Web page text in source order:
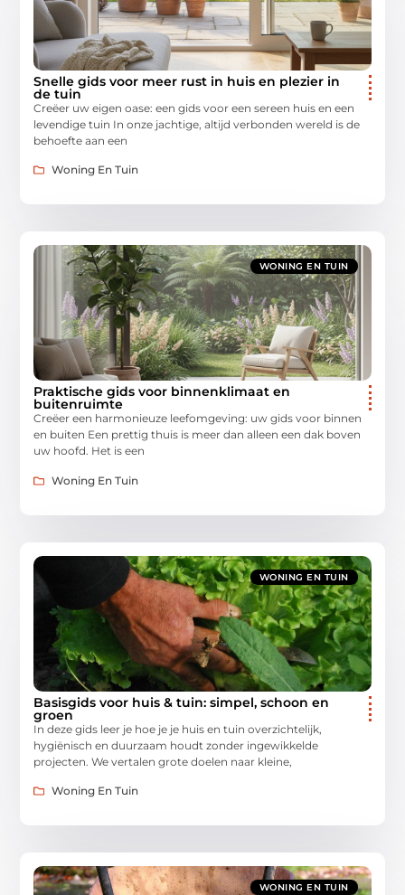
Snelle gids voor meer rust in huis en plezier in
de tuin
Creëer uw eigen oase: een gids voor een sereen huis en een
levendige tuin In onze jachtige, altijd verbonden wereld is de
behoefte aan een
Woning En Tuin
WONING EN TUIN
Praktische gids voor binnenklimaat en
buitenruimte
Creëer een harmonieuze leefomgeving: uw gids voor binnen
en buiten Een prettig thuis is meer dan alleen een dak boven
uw hoofd. Het is een
Woning En Tuin
WONING EN TUIN
Basisgids voor huis & tuin: simpel, schoon en
groen
In deze gids leer je hoe je je huis en tuin overzichtelijk,
hygiënisch en duurzaam houdt zonder ingewikkelde
projecten. We vertalen grote doelen naar kleine,
Woning En Tuin
WONING EN TUIN